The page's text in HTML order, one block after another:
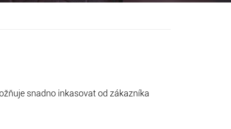
snadno inkasovat od zákazníka